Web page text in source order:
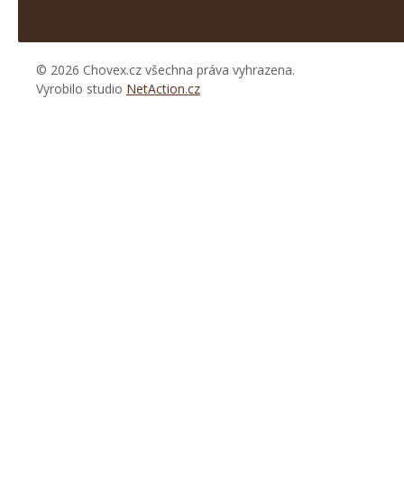
© 2026 Chovex.cz všechna práva vyhrazena.
Vyrobilo studio NetAction.cz